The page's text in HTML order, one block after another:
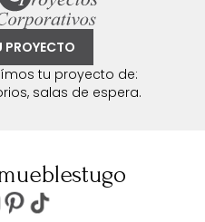
PROYECTO
tu proyecto de:
salas de espera.